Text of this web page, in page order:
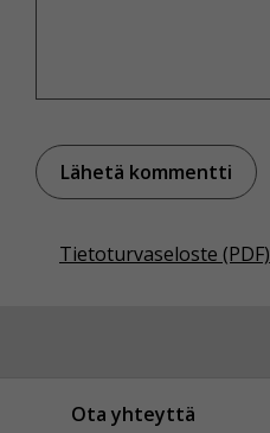
Tietoturvaseloste (PDF)
Ota yhteyttä